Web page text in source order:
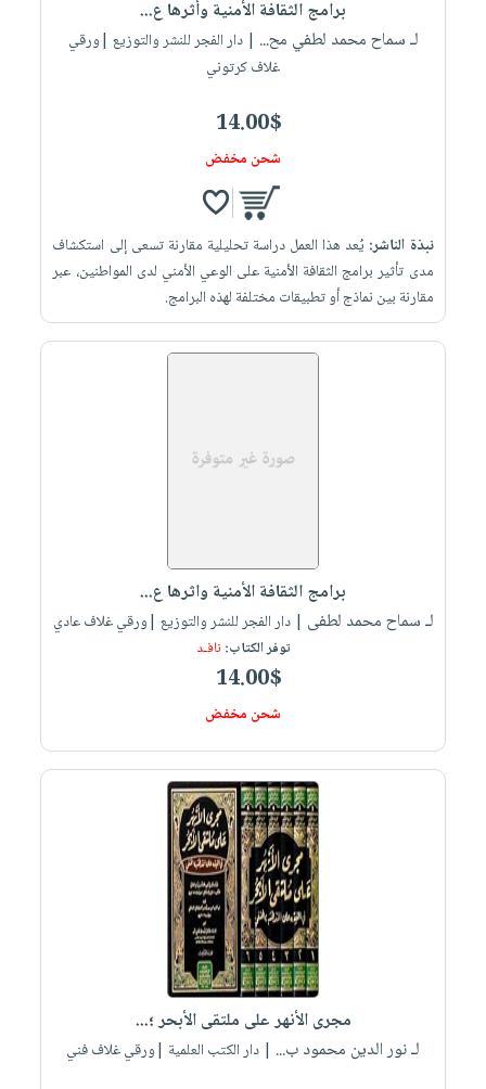
برامج الثقافة الأمنية وأثرها ع...
لـ سماح محمد لطفي مح... | دار الفجر للنشر والتوزيع |ورقي
غلاف كرتوني
14.00$
شحن مخفض
نبذة الناشر: يُعد هذا العمل دراسة تحليلية مقارنة تسعى إلى استكشاف
مدى تأثير برامج الثقافة الأمنية على الوعي الأمني لدى المواطنين، عبر
مقارنة بين نماذج أو تطبيقات مختلفة لهذه البرامج.
برامج الثقافة الأمنية واثرها ع...
لـ سماح محمد لطفى | دار الفجر للنشر والتوزيع |ورقي غلاف عادي
توفر الكتاب: نافـد
14.00$
شحن مخفض
مجرى الأنهر على ملتقى الأبحر ؛...
لـ نور الدين محمود ب... | دار الكتب العلمية |ورقي غلاف فني